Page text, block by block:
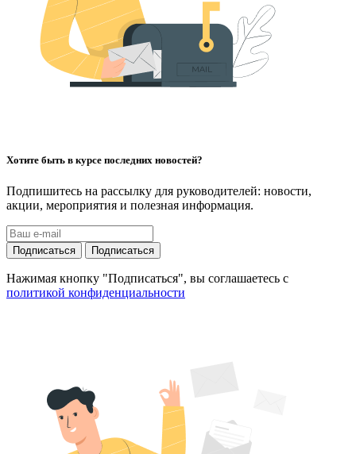
Хотите быть в курсе последних новостей?
Подпишитесь на рассылку для руководителей: новости,
акции, мероприятия и полезная информация.
Подписаться Подписаться
Нажимая кнопку "Подписаться", вы соглашаетесь с
политикой конфиденциальности